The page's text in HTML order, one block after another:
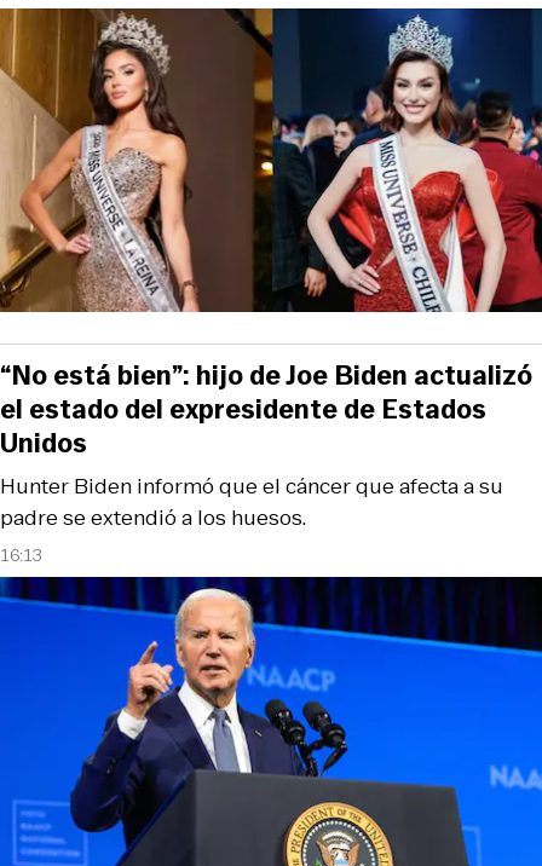
16:13
Hunter Biden informó que el cáncer que afecta a su
padre se extendió a los huesos.
“No está bien”: hijo de Joe Biden actualizó
el estado del expresidente de Estados
Unidos